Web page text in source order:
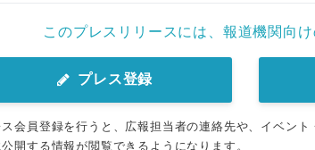
このプレスリリースには、報道機関向け
プレス登録
ス会員登録を行うと、広報担当者の連絡先や、イベン
公開する情報が閲覧できるようになります。